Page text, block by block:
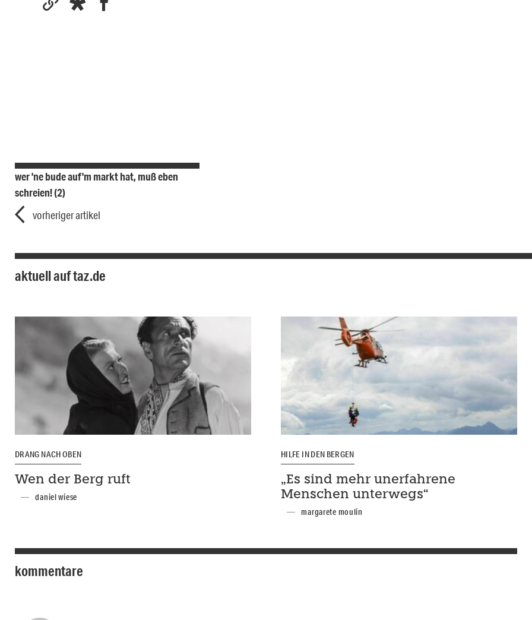
wer 'ne bude auf'm markt hat, muß eben
schreien! (2)
vorheriger artikel
aktuell auf taz.de
DRANG NACH OBEN
Wen der Berg ruft
daniel wiese
HILFE IN DEN BERGEN
„Es sind mehr unerfahrene
Menschen unterwegs“
margarete moulin
kommentare